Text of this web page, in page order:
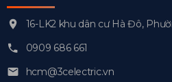
16-LK2 khu dân cư Hà Đô,
0909 686 661
hcm@3celectric.vn